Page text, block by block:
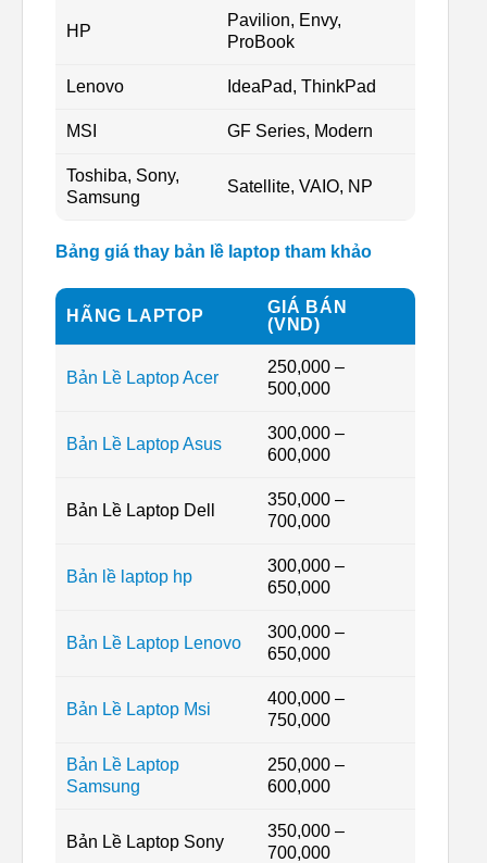
HP
Pavilion, Envy,
ProBook
Lenovo IdeaPad, ThinkPad
MSI GF Series, Modern
Toshiba, Sony,
Samsung
Satellite, VAIO, NP
Bảng giá thay bản lề laptop tham khảo
HÃNG LAPTOP
GIÁ BÁN
(VND)
Bản Lề Laptop Acer
250,000 –
500,000
Bản Lề Laptop Asus
300,000 –
600,000
Bản Lề Laptop Dell
350,000 –
700,000
Bản lề laptop hp
300,000 –
650,000
Bản Lề Laptop Lenovo
300,000 –
650,000
Bản Lề Laptop Msi
400,000 –
750,000
Bản Lề Laptop
Samsung
250,000 –
600,000
Bản Lề Laptop Sony
350,000 –
700,000